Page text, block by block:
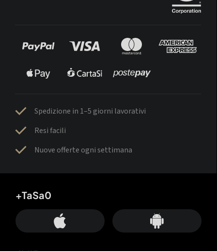
Spedizione in 1–5 giorni lavorativi
Resi facili
Nuove offerte ogni settimana
+TaSa0